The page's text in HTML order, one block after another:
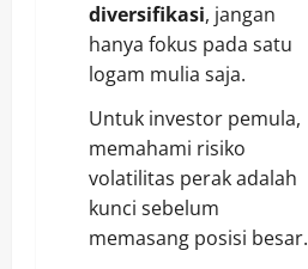
diversifikasi, jangan
hanya fokus pada satu
logam mulia saja.
Untuk investor pemula,
memahami risiko
volatilitas perak adalah
kunci sebelum
memasang posisi besar.